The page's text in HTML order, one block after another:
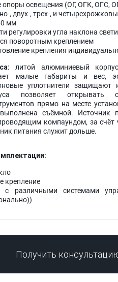
опоры освещения (ОГ, ОГК, ОГС,
, двух-, трех-, и
мм
регулировки угла наклона
поворотным креплением
крепления
литой алюминиевый
малые габариты и вес,
уплотнители
позволяет открывать
прямо на месте
съёмной. Источник
компаундом, за счёт
питания служит дольше.
крепление
с различными системами
Получить